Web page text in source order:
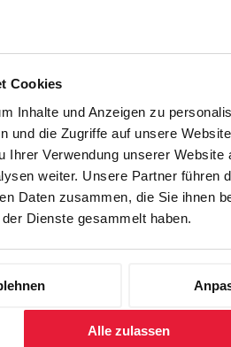
Cookies
Inhalte und Anzeigen zu
und die Zugriffe auf unsere
Ihrer Verwendung unserer
weiter. Unsere Partner führen
Daten zusammen, die Sie ihnen
Dienste gesammelt haben.
Alle zulassen
Ausbildung in der